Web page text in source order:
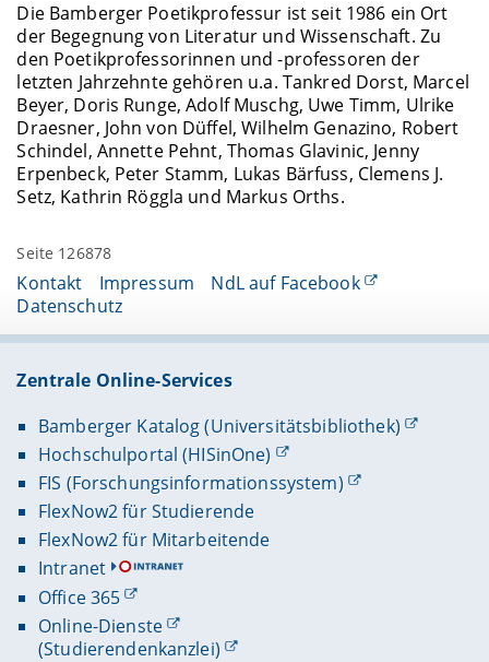
Die Bamberger Poetikprofessur ist seit 1986 ein Ort
der Begegnung von Literatur und Wissenschaft. Zu
den Poetikprofessorinnen und -professoren der
letzten Jahrzehnte gehören u.a. Tankred Dorst, Marcel
Beyer, Doris Runge, Adolf Muschg, Uwe Timm, Ulrike
Draesner, John von Düffel, Wilhelm Genazino, Robert
Schindel, Annette Pehnt, Thomas Glavinic, Jenny
Erpenbeck, Peter Stamm, Lukas Bärfuss, Clemens J.
Setz, Kathrin Röggla und Markus Orths.
Seite 126878
Kontakt Impressum
NdL auf Facebook
Datenschutz
Zentrale Online-Services
Bamberger Katalog (Universitätsbibliothek)
Hochschulportal (HISinOne)
FIS (Forschungsinformationssystem)
FlexNow2 für Studierende
FlexNow2 für Mitarbeitende
Intranet
Office 365
Online-Dienste
(Studierendenkanzlei)